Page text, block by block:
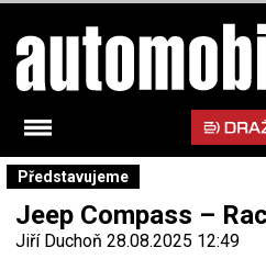
Představujeme
Jeep Compass –
Jiří Duchoň 28.08.2025 12:49